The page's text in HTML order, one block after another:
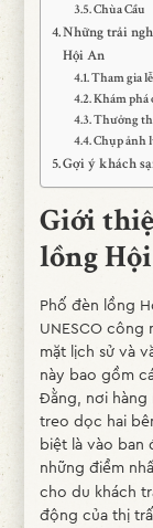
Chùa Cầu
Những trải
Hội An
Tham gia
Khám phá
Thưởng
Chụp ảnh
Gợi ý khách
Giới
lồng
Phố đèn lồng
UNESCO
mặt lịch sử và
này bao gồm
Đằng, nơi hàng
treo dọc hai
biệt là vào ban
những điểm
cho du khách
động của thị